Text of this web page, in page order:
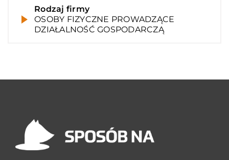
Rodzaj firmy
OSOBY FIZYCZNE PROWADZĄCE
DZIAŁALNOŚĆ GOSPODARCZĄ